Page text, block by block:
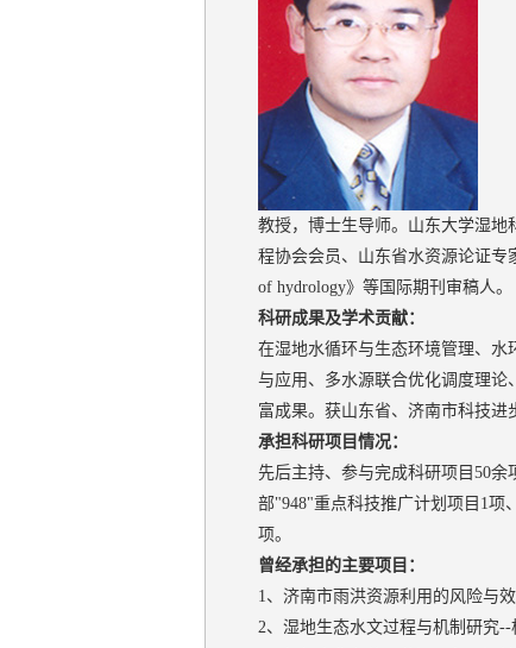
教授，博士生导师。山东大学湿
程协会会员、山东省水资源论证专
of hydrology》等国际期刊审稿人。
科研成果及学术贡献：
在湿地水循环与生态环境管理、
与应用、多水源联合优化调度理论
富成果。获山东省、济南市科技进
承担科研项目情况：
先后主持、参与完成科研项目50
部"948"重点科技推广计划项目1项
项。
曾经承担的主要项目：
1、济南市雨洪资源利用的风险与
2、湿地生态水文过程与机制研究--